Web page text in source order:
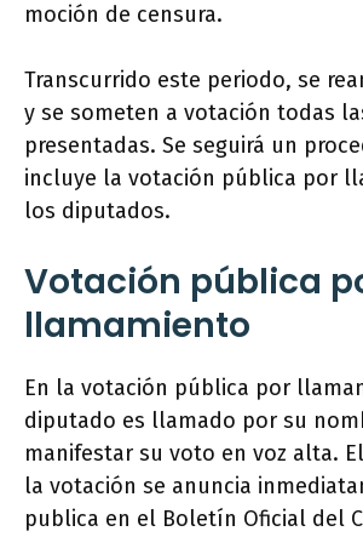
moción de censura.
Transcurrido este periodo, se
y se someten a votación todas
presentadas. Se seguirá un
incluye la votación pública por
los diputados.
Votación pública
llamamiento
En la votación pública por
diputado es llamado por su
manifestar su voto en voz alta.
la votación se anuncia
publica en el Boletín Oficial del